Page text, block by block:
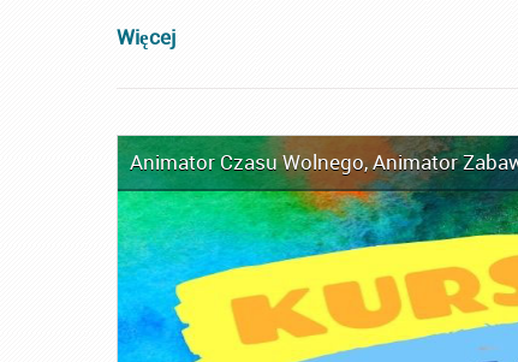
Więcej
Animator Czasu Wolnego,Animator